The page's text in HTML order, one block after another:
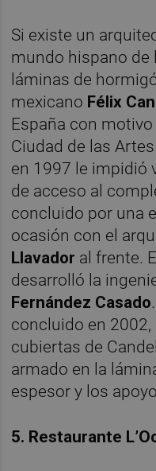
Si existe un
mundo hispano de
láminas de
mexicano Félix
España con
Ciudad de las
en 1997 le impidió
de acceso al
concluido por una
ocasión con el
Llavador al frente.
desarrolló la
Fernández Casado
concluido en
cubiertas de
armado en la
espesor y los
5. Restaurante